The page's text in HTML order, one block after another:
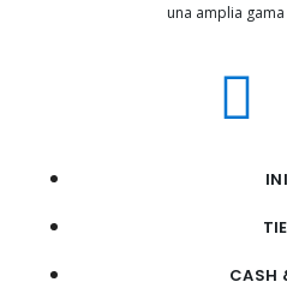
una amplia
CASH